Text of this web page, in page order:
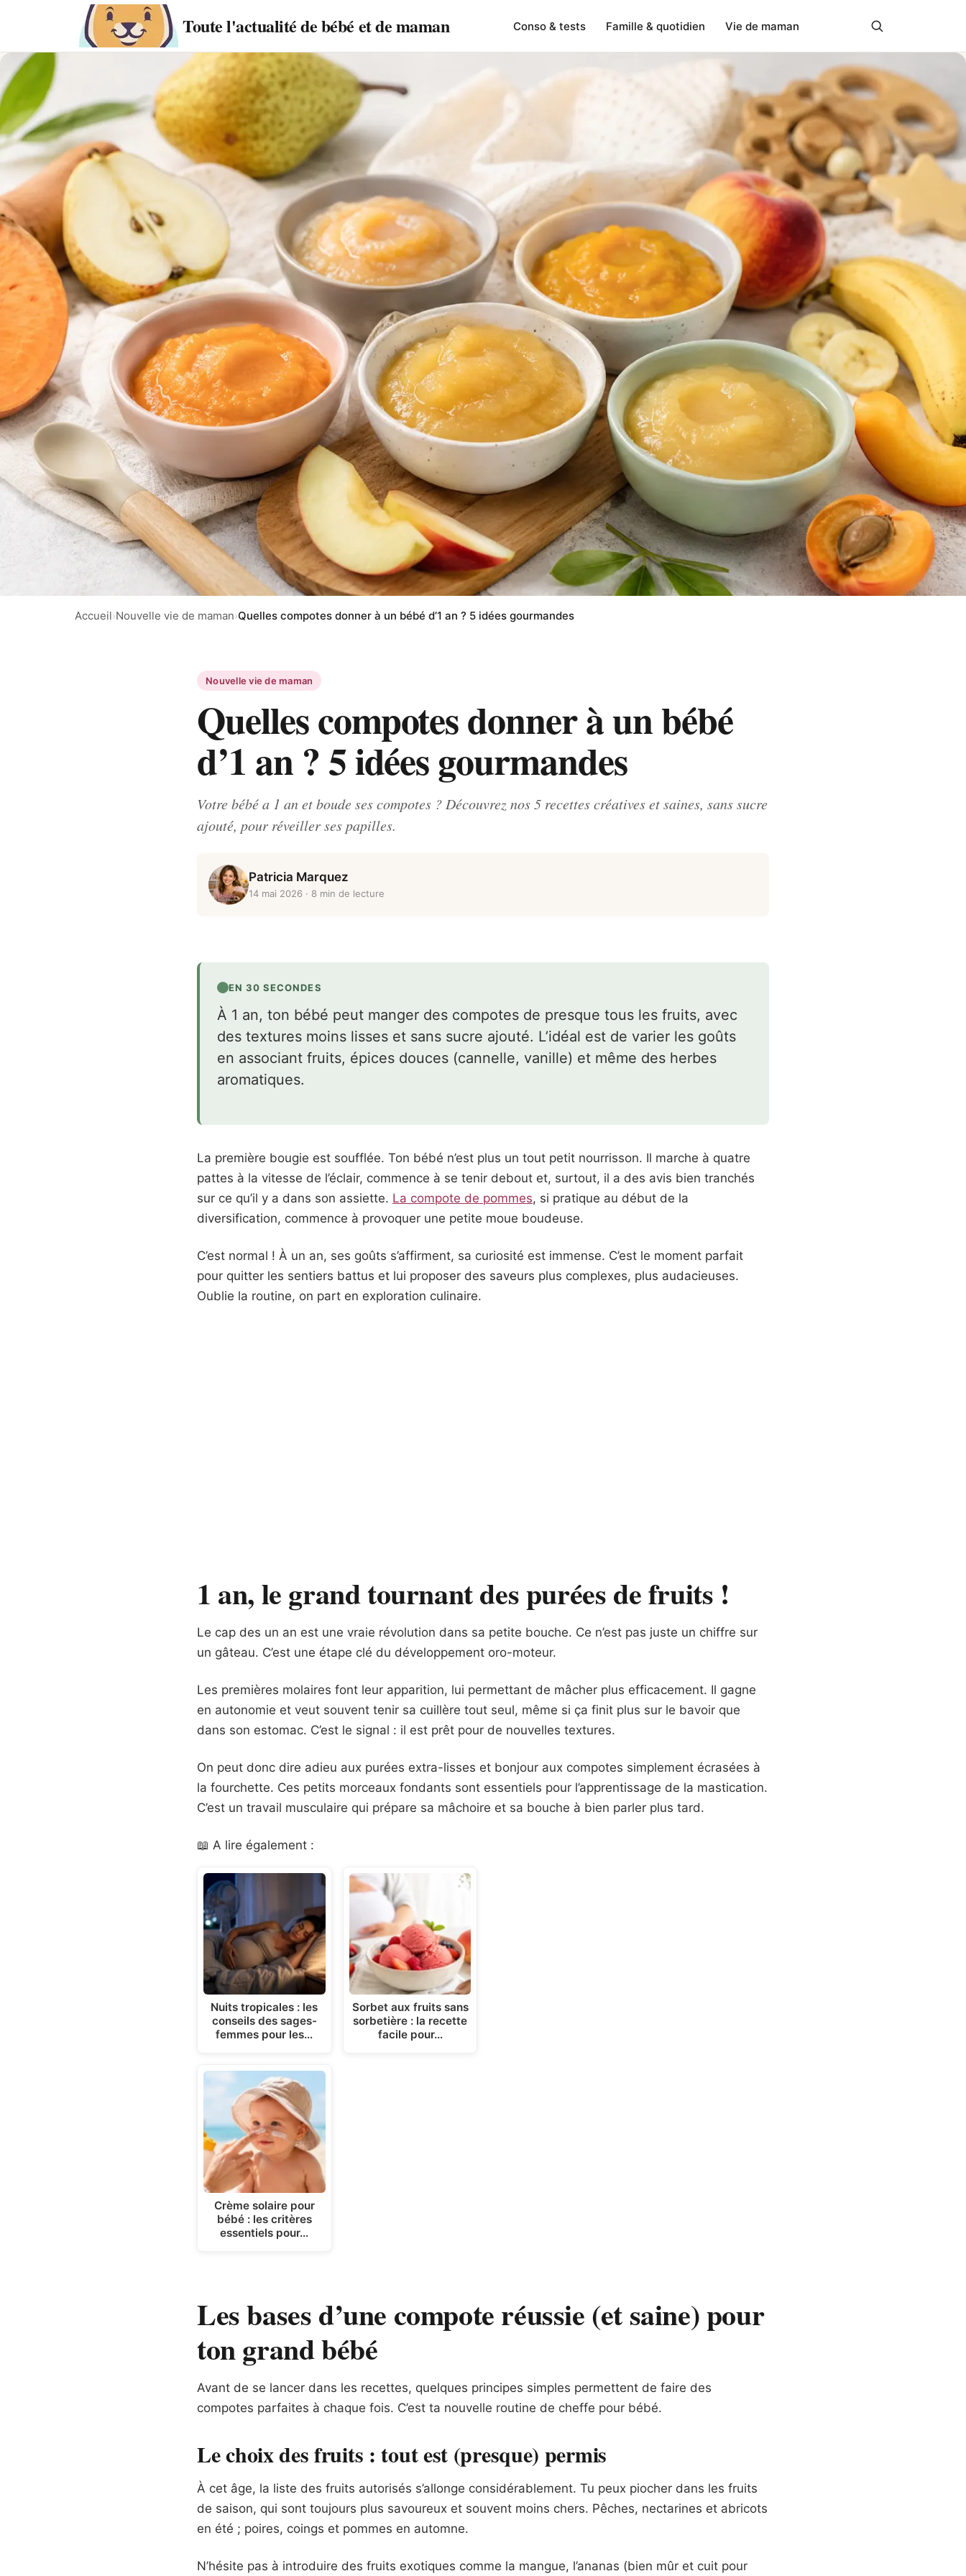
Toute l'actualité de bébé et de maman Conso & tests Famille & quotidien Vie de maman
Accueil›Nouvelle vie de maman›Quelles compotes donner à un bébé d’1 an ? 5 idées gourmandes
Nouvelle vie de maman
Quelles compotes donner à un bébé
d’1 an ? 5 idées gourmandes
Votre bébé a 1 an et boude ses compotes ? Découvrez nos 5 recettes créatives et saines, sans sucre
ajouté, pour réveiller ses papilles.
Patricia Marquez
14 mai 2026 · 8 min de lecture
EN 30 SECONDES
À 1 an, ton bébé peut manger des compotes de presque tous les fruits, avec
des textures moins lisses et sans sucre ajouté. L’idéal est de varier les goûts
en associant fruits, épices douces (cannelle, vanille) et même des herbes
aromatiques.
La première bougie est soufflée. Ton bébé n’est plus un tout petit nourrisson. Il marche à quatre
pattes à la vitesse de l’éclair, commence à se tenir debout et, surtout, il a des avis bien tranchés
sur ce qu’il y a dans son assiette. La compote de pommes, si pratique au début de la
diversification, commence à provoquer une petite moue boudeuse.
C’est normal ! À un an, ses goûts s’affirment, sa curiosité est immense. C’est le moment parfait
pour quitter les sentiers battus et lui proposer des saveurs plus complexes, plus audacieuses.
Oublie la routine, on part en exploration culinaire.
1 an, le grand tournant des purées de fruits !
Le cap des un an est une vraie révolution dans sa petite bouche. Ce n’est pas juste un chiffre sur
un gâteau. C’est une étape clé du développement oro-moteur.
Les premières molaires font leur apparition, lui permettant de mâcher plus efficacement. Il gagne
en autonomie et veut souvent tenir sa cuillère tout seul, même si ça finit plus sur le bavoir que
dans son estomac. C’est le signal : il est prêt pour de nouvelles textures.
On peut donc dire adieu aux purées extra-lisses et bonjour aux compotes simplement écrasées à
la fourchette. Ces petits morceaux fondants sont essentiels pour l’apprentissage de la mastication.
C’est un travail musculaire qui prépare sa mâchoire et sa bouche à bien parler plus tard.
📖 A lire également :
Nuits tropicales : les
conseils des sages-
femmes pour les…
Crème solaire pour
bébé : les critères
essentiels pour…
Sorbet aux fruits sans
sorbetière : la recette
facile pour…
Les bases d’une compote réussie (et saine) pour
ton grand bébé
Avant de se lancer dans les recettes, quelques principes simples permettent de faire des
compotes parfaites à chaque fois. C’est ta nouvelle routine de cheffe pour bébé.
Le choix des fruits : tout est (presque) permis
À cet âge, la liste des fruits autorisés s’allonge considérablement. Tu peux piocher dans les fruits
de saison, qui sont toujours plus savoureux et souvent moins chers. Pêches, nectarines et abricots
en été ; poires, coings et pommes en automne.
N’hésite pas à introduire des fruits exotiques comme la mangue, l’ananas (bien mûr et cuit pour